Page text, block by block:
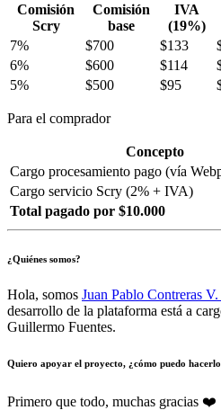
Comisión
Scry
Comisión
base
IVA
(19%)
7%
$700 $133
6%
$600 $114
5%
$500 $95
Para el comprador
Concepto
Cargo procesamiento pago (vía
Cargo servicio Scry (2% + IVA)
Total pagado por $10.000
¿Quiénes somos?
Hola, somos Juan Pablo Contreras V.
desarrollo de la plataforma está a
Guillermo Fuentes.
Quiero apoyar el proyecto, ¿cómo puedo
Primero que todo, muchas gracias ❤️